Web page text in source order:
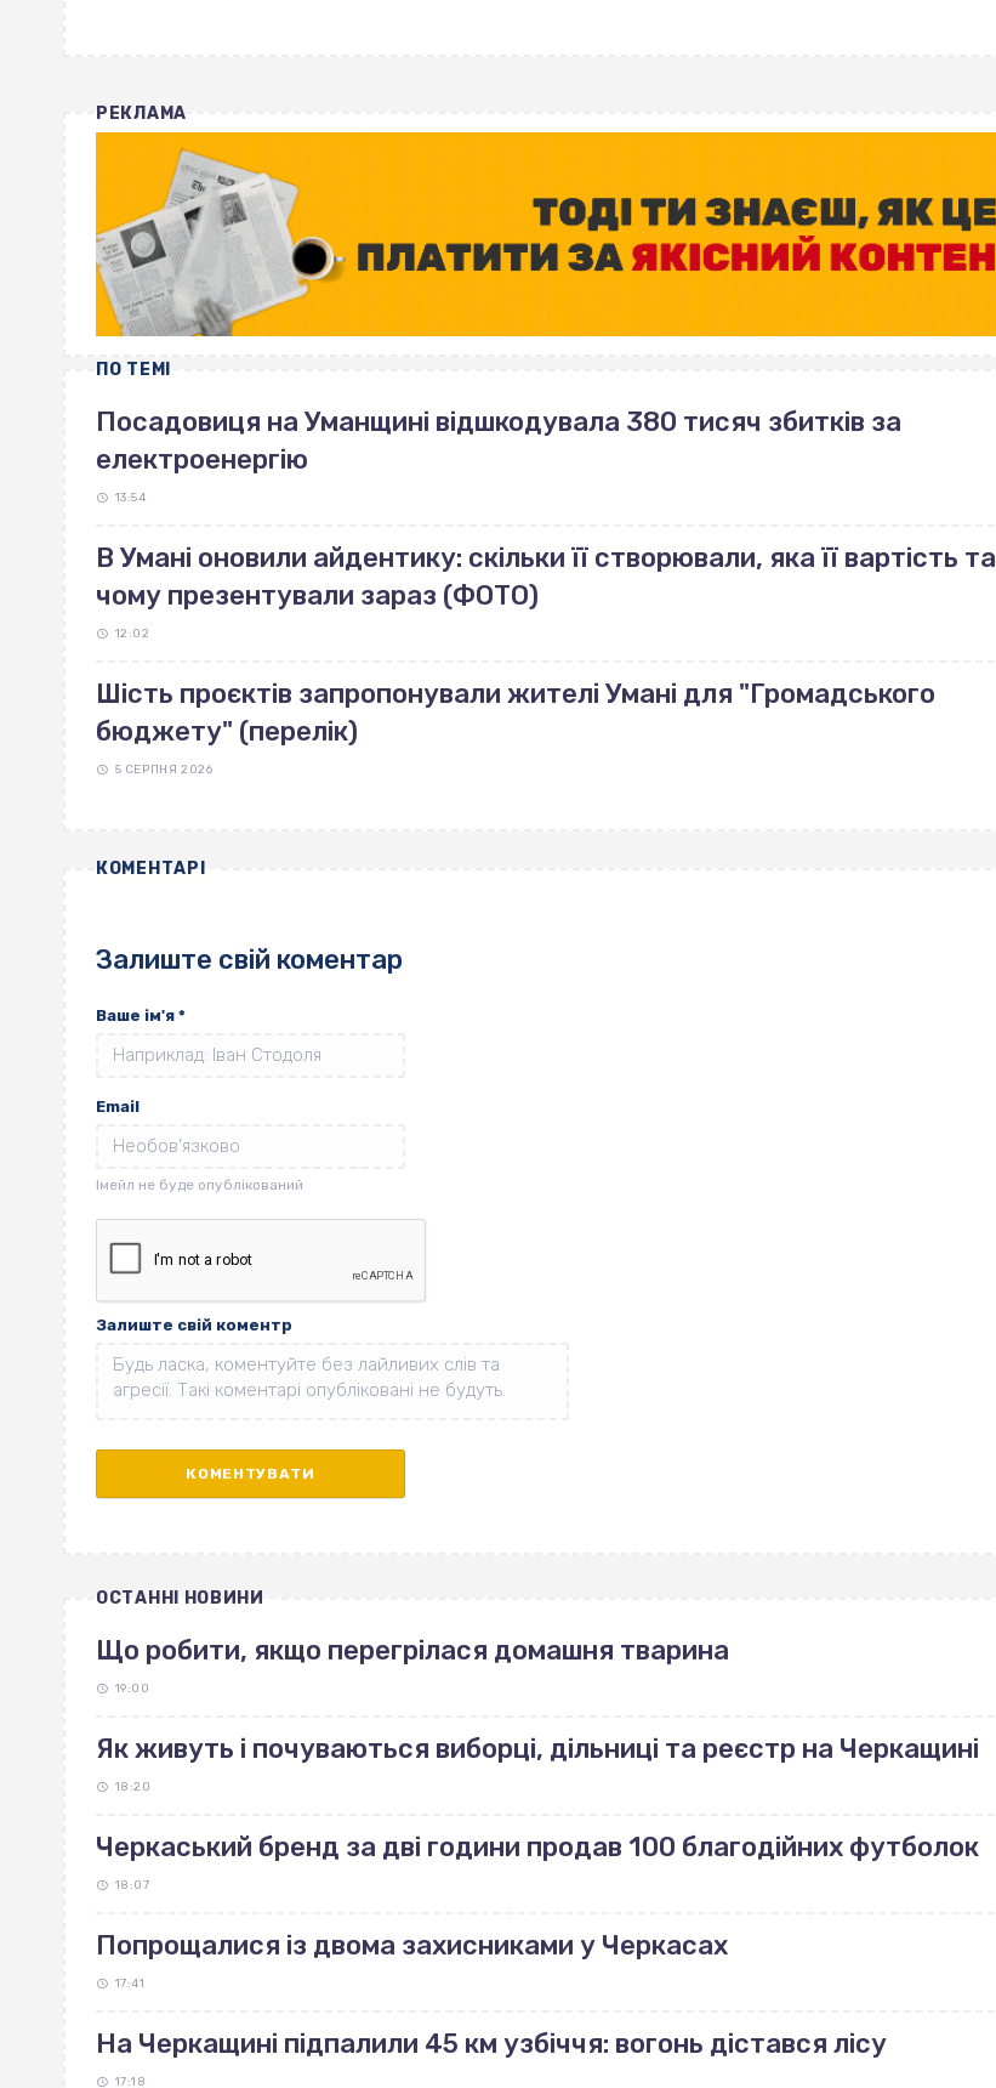
РЕКЛАМА
ПО ТЕМІ
Посадовиця на Уманщині відшкодувала 380 тисяч збитків за
електроенергію
13:54
В Умані оновили айдентику: скільки її створювали, яка її вартість та
чому презентували зараз (ФОТО)
12:02
Шість проєктів запропонували жителі Умані для "Громадського
бюджету" (перелік)
5 СЕРПНЯ 2026
КОМЕНТАРІ
Залиште свій коментар
Ваше ім'я *
Email
Залиште свій коментр
ОСТАННІ НОВИНИ
Що робити, якщо перегрілася домашня тварина
19:00
Як живуть і почуваються виборці, дільниці та реєстр на Черкащині
18:20
Черкаський бренд за дві години продав 100 благодійних футболок
18:07
Попрощалися із двома захисниками у Черкасах
17:41
На Черкащині підпалили 45 км узбіччя: вогонь дістався лісу
17:18